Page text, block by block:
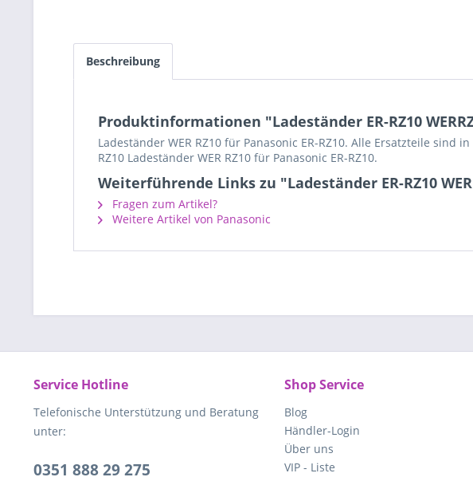
Beschreibung
Produktinformationen "Ladeständer ER-RZ10
Ladeständer WER RZ10 für Panasonic ER-RZ10. Alle Ersatzteile sind
RZ10 Ladeständer WER RZ10 für Panasonic ER-RZ10.
Weiterführende Links zu "Ladeständer ER-RZ10
Fragen zum Artikel?
Weitere Artikel von Panasonic
Service Hotline
Telefonische Unterstützung und Beratung
unter:
0351 888 29 275
Shop Service
Blog
Händler-Login
Über uns
VIP - Liste